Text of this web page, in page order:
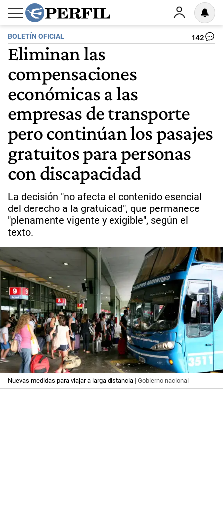
BOLETÍN OFICIAL 142
Eliminan las
compensaciones
económicas a las
empresas de transporte
pero continúan los pasajes
gratuitos para personas
con discapacidad
La decisión "no afecta el contenido esencial
del derecho a la gratuidad", que permanece
"plenamente vigente y exigible", según el
texto.
Nuevas medidas para viajar a larga distancia | Gobierno nacional